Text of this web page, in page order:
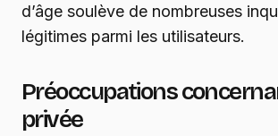
d’âge soulève de nombreuses
légitimes parmi les utilisateurs.
Préoccupations
privée